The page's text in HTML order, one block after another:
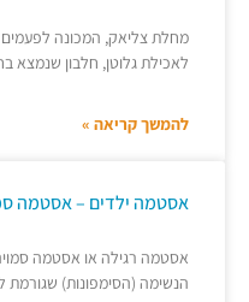
מחלת צליאק, המכונה לפעמים
לאכילת גלוטן, חלבון שנמצא
להמשך קריאה »
אסטמה ילדים – אסטמה
אסטמה רגילה או אסטמה
הנשימה (הסימפונות) שגורמת